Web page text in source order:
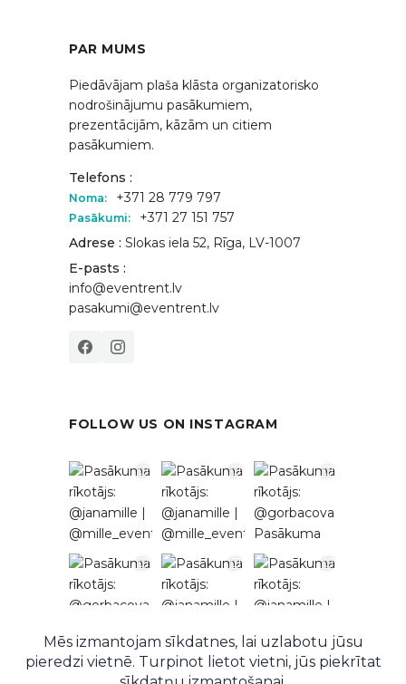
PAR MUMS
Piedāvājam plaša klāsta organizatorisko
nodrošinājumu pasākumiem,
prezentācijām, kāzām un citiem
pasākumiem.
Telefons :
Noma: +371 28 779 797
Pasākumi:
+371 27 151 757
Adrese : Slokas iela 52, Rīga, LV-1007
E-pasts :
info@eventrent.lv
pasakumi@eventrent.lv
FOLLOW US ON INSTAGRAM
Follow on Instagram